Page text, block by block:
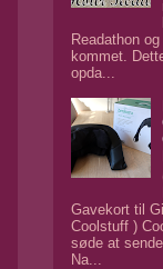
Readathon
kommet.
opda...
Gavekort til
Coolstuff )
søde at
Na...